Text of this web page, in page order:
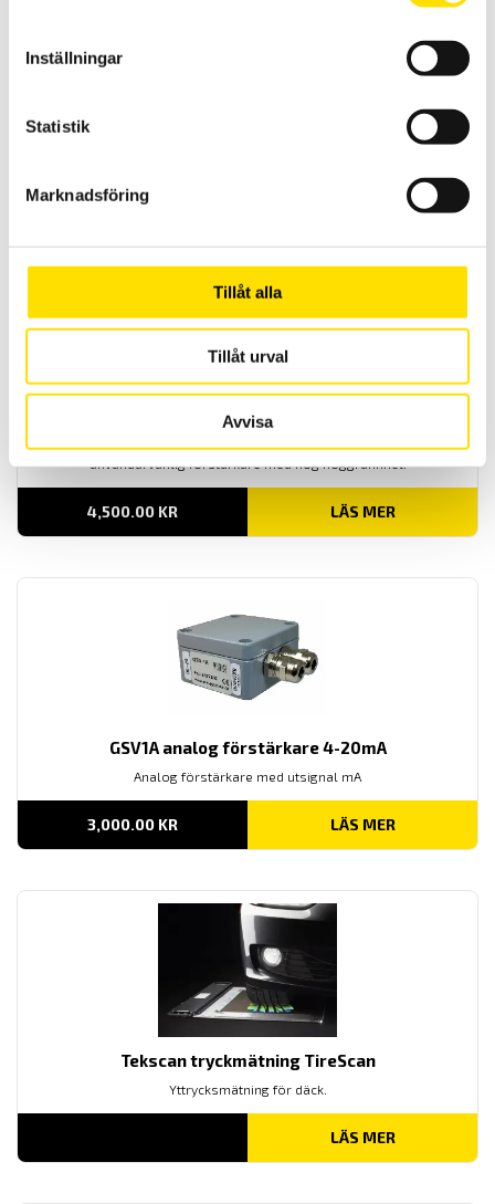
Inställningar
Statistik
Marknadsföring
Tillåt alla
Tillåt urval
Avvisa
anodiserad aluminiumtub med hög upplösning. Finns i flertal olika
GSV 3USB – 2 kanalig lastcellsförstärkare
Lastcellsförstärkaren GSV-3USBx2 från ME Meßsysteme är en
användarvänlig förstärkare med hög noggrannhet.
4,500.00 KR LÄS MER
GSV1A analog förstärkare 4-20mA
Analog förstärkare med utsignal mA
3,000.00 KR LÄS MER
Tekscan tryckmätning TireScan
Yttrycksmätning för däck.
LÄS MER